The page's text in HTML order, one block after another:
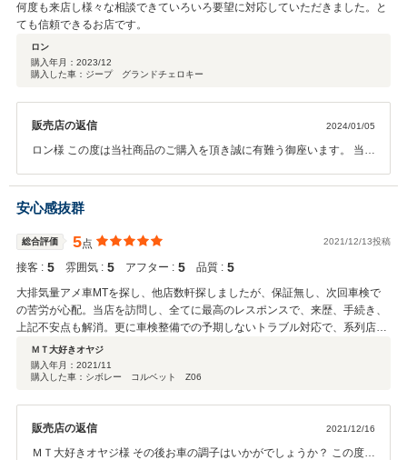
何度も来店し様々な相談できていろいろ要望に対応していただきました。と
ても信頼できるお店です。
ロン
購入年月： 2023/12
購入した車：ジープ グランドチェロキー
販売店の返信 2024/01/05
ロン様 この度は当社商品のご購入を頂き誠に有難う御座います。 当店
テスターも完備いたしておりますので、 安心・満足の頂けるアフター
サーポートが出来ますように尽力して参ります。 今後とも是非ともお
タッフ一同
安心感抜群
総合評価 5点 2021/12/13投稿
接客 : 5 雰囲気 : 5 アフター : 5 品質 : 5
大排気量アメ車MTを探し、他店数軒探しましたが、保証無し、次回車検で
の苦労が心配。当店を訪問し、全てに最高のレスポンスで、来歴、手続き、
上記不安点も解消。更に車検整備での予期しないトラブル対応で、系列店ノ
ウハウを集結、希望納期に対応する為、最高の対応でした。遠方からです
が、次回購入とか継続車検とかもお願いしたいです。最高でした。
ＭＴ大好きオヤジ
購入年月： 2021/11
購入した車：シボレー コルベット Z06
販売店の返信 2021/12/16
ＭＴ大好きオヤジ様 その後お車の調子はいかがでしょうか？ この度は